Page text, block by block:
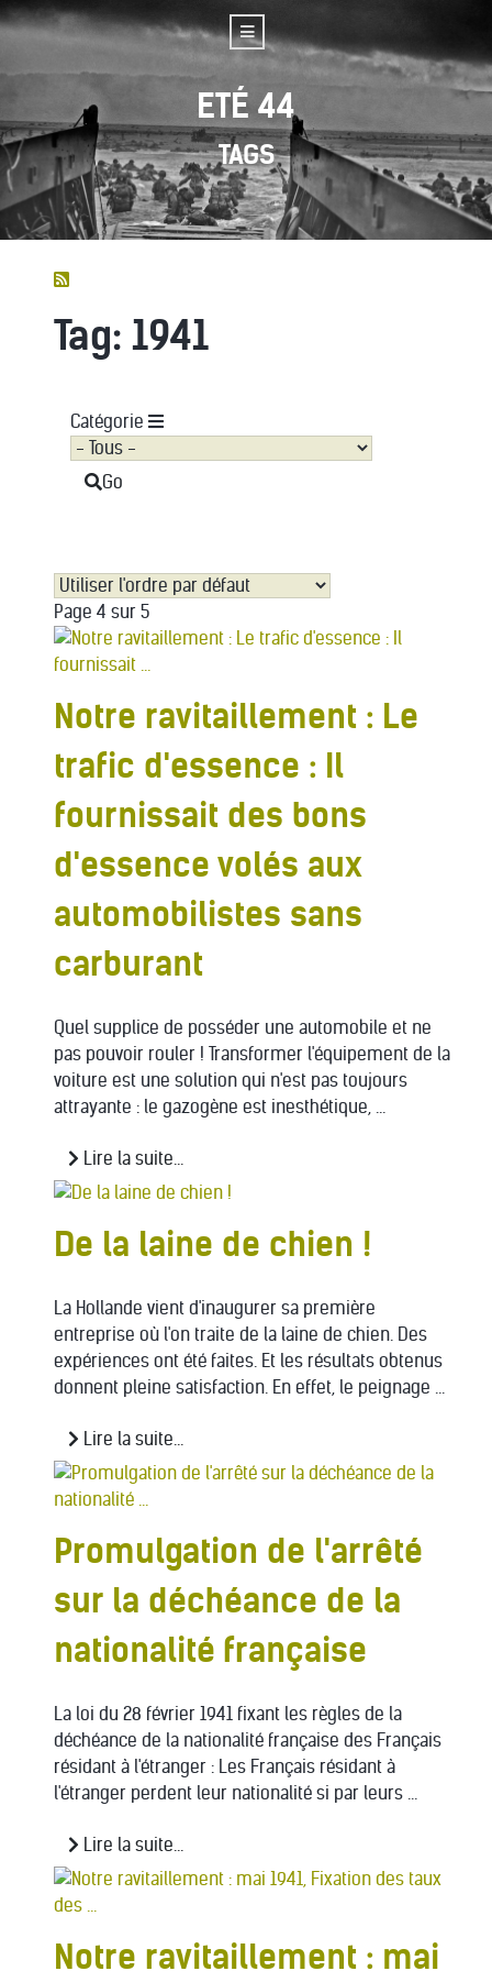
ETÉ 44
TAGS
Tag: 1941
Catégorie
Go
Page 4 sur 5
Notre ravitaillement : Le
trafic d'essence : Il
fournissait des bons
d'essence volés aux
automobilistes sans
carburant
Quel supplice de posséder une automobile et ne
pas pouvoir rouler ! Transformer l'équipement de la
voiture est une solution qui n'est pas toujours
attrayante : le gazogène est inesthétique, ...
Lire la suite...
De la laine de chien !
La Hollande vient d'inaugurer sa première
entreprise où l'on traite de la laine de chien. Des
expériences ont été faites. Et les résultats obtenus
donnent pleine satisfaction. En effet, le peignage ...
Lire la suite...
Promulgation de l'arrêté
sur la déchéance de la
nationalité française
La loi du 28 février 1941 fixant les règles de la
déchéance de la nationalité française des Français
résidant à l'étranger : Les Français résidant à
l'étranger perdent leur nationalité si par leurs ...
Lire la suite...
Notre ravitaillement : mai